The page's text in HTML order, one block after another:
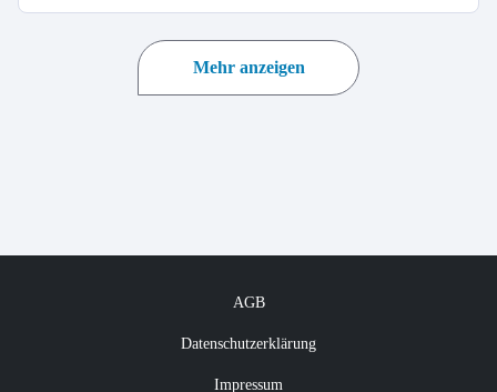
Mehr anzeigen
AGB
Datenschutzerklärung
Impressum